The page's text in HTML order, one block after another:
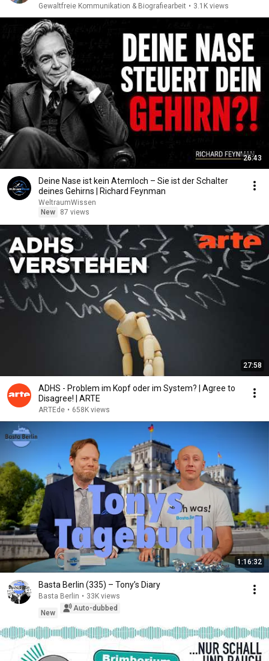
Gewaltfreie Kommunikation & Biografiearbeit • 3.1K views
26:43
Deine Nase ist kein Atemloch – Sie ist der Schalter
deines Gehirns | Richard Feynman
WeltraumWissen
New
87 views
27:58
ADHS - Problem im Kopf oder im System? | Agree to
Disagree! | ARTE
ARTEde • 658K views
1:16:32
Basta Berlin (335) – Tony’s Diary
Basta Berlin • 33K views
New
Auto-dubbed